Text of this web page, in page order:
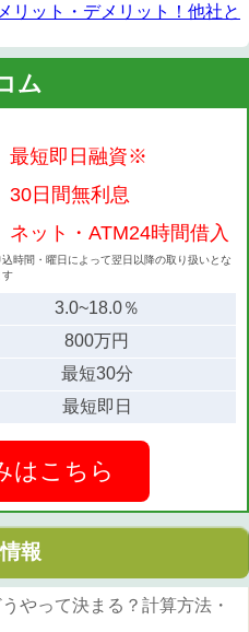
リット・デメリット！他社と
ム
最短即日融資※
30日間無利息
ネット・ATM24時間借入
時間・曜日によって翌日以降の取り扱いとな
す
3.0~18.0％
800万円
最短30分
最短即日
はこちら
報
やって決まる？計算方法・